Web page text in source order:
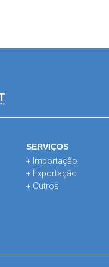
SERVIÇOS
+ Importação
+ Exportação
+ Outros